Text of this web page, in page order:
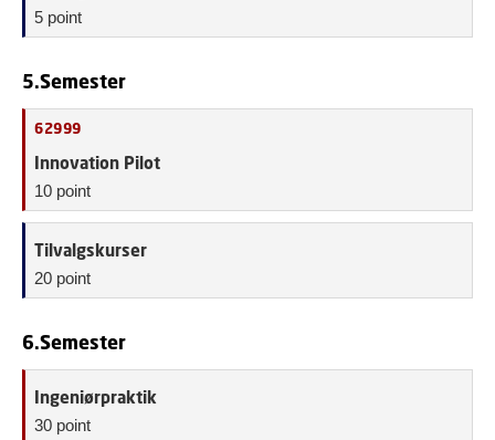
5 point
5.Semester
62999
Innovation Pilot
10 point
Tilvalgskurser
20 point
6.Semester
Ingeniørpraktik
30 point